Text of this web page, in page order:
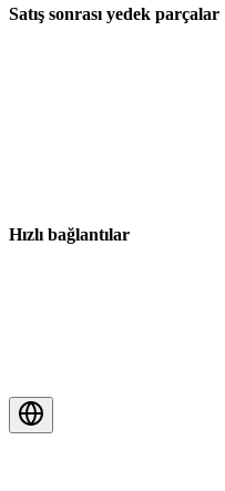
Satış sonrası yedek parçalar
Hızlı bağlantılar